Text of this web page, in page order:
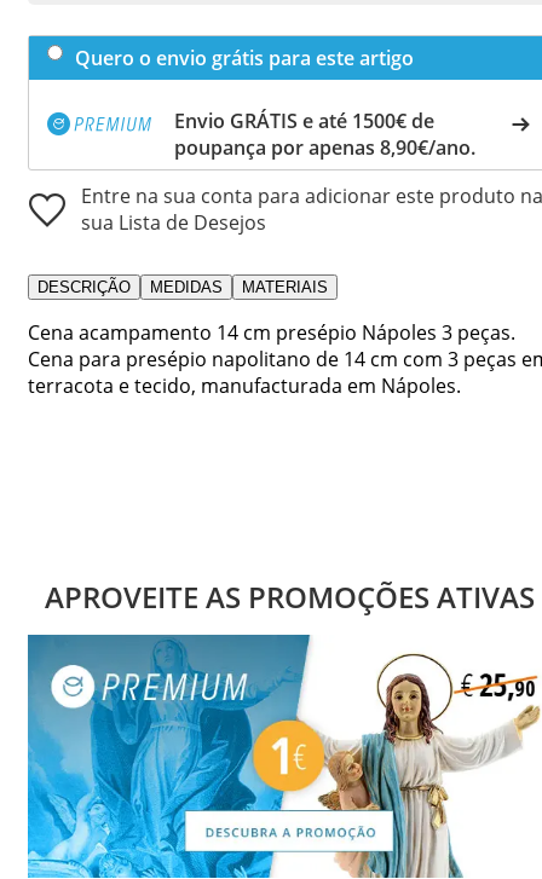
Quero o envio grátis para este artigo
Envio GRÁTIS e até 1500€ de
poupança por apenas 8,90€/ano.
Entre na sua conta para adicionar este produto na
sua Lista de Desejos
DESCRIÇÃO MEDIDAS MATERIAIS
Cena acampamento 14 cm presépio Nápoles 3 peças.
Cena para presépio napolitano de 14 cm com 3 peças
terracota e tecido, manufacturada em Nápoles.
APROVEITE AS PROMOÇÕES ATIVAS